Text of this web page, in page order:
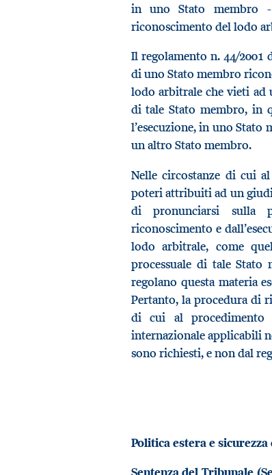
in uno Stato membro
riconoscimento del lodo
Il regolamento n. 44/2001
di uno Stato membro
lodo arbitrale che vieti ad
di tale Stato membro, in
l’esecuzione, in uno
un altro Stato membro.
Nelle circostanze di cui
poteri attribuiti ad un
di pronunciarsi sulla
riconoscimento e
lodo arbitrale, come
processuale di tale Stato
regolano questa materia
Pertanto, la procedura di
di cui al
internazionale applicabili
sono richiesti, e non dal
Politica estera e sicurezza